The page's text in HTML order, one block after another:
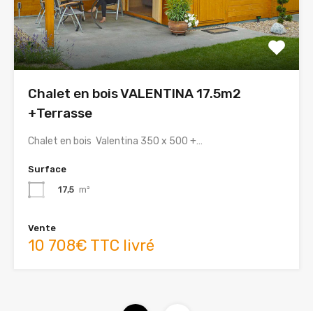
Chalet en bois VALENTINA 17.5m2
+Terrasse
Chalet en bois Valentina 350 x 500 +…
Surface
17,5 m²
Vente
10 708€ TTC livré